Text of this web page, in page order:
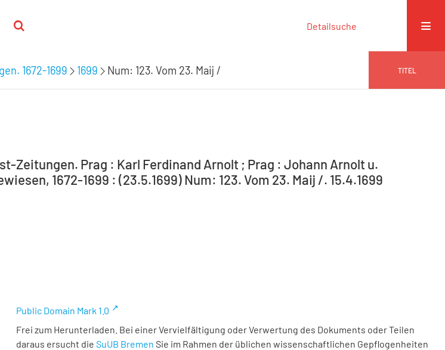
Detailsuche
1672-1699 1699 Num: 123. Vom 23. Maij / TITEL
Zeitungen. Prag : Karl Ferdinand Arnolt ; Prag : Johann Arnolt u.
1672-1699 : (23.5.1699) Num: 123. Vom 23. Maij /. 15.4.1699
Public Domain Mark 1.0
Frei zum Herunterladen. Bei einer Vervielfältigung oder Verwertung des Dokuments oder Teilen
daraus ersucht die SuUB Bremen Sie im Rahmen der üblichen wissenschaftlichen Gepflogenheiten